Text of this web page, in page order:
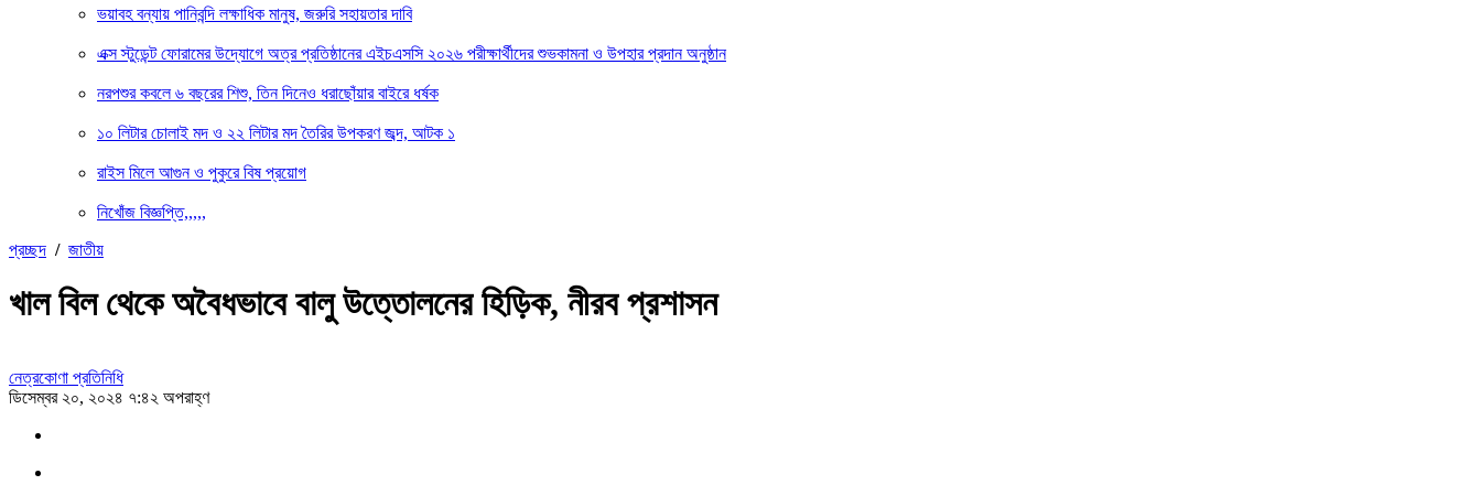
ভয়াবহ বন্যায় পানিবন্দি লক্ষাধিক মানুষ, জরুরি সহায়তার দাবি
এক্স স্টুডেন্ট ফোরামের উদ্যোগে অত্র প্রতিষ্ঠানের এইচএসসি ২০২৬ পরীক্ষার্থীদের শুভকামনা ও উপহার প্রদান অনুষ্ঠান
নরপশুর কবলে ৬ বছরের শিশু, তিন দিনেও ধরাছোঁয়ার বাইরে ধর্ষক
১০ লিটার চোলাই মদ ও ২২ লিটার মদ তৈরির উপকরণ জব্দ, আটক ১
রাইস মিলে আগুন ও পুকুরে বিষ প্রয়োগ
নিখোঁজ বিজ্ঞপ্তি,,,,,
প্রচ্ছদ / জাতীয়
খাল বিল থেকে অবৈধভাবে বালু উত্তোলনের হিড়িক, নীরব প্রশাসন
নেত্রকোণা প্রতিনিধি
ডিসেম্বর ২০, ২০২৪ ৭:৪২ অপরাহ্ণ